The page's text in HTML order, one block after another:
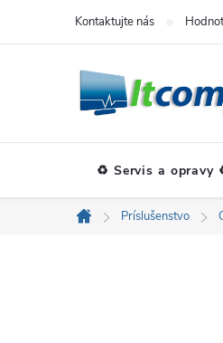
Kontaktujte nás
♻️ Servis a opravy
Domov
Príslušenstvo